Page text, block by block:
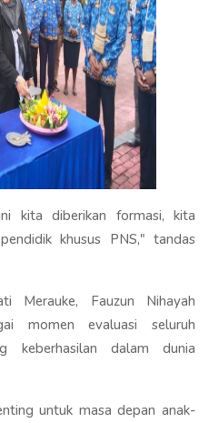
kita diberikan formasi, kita
khusus PNS," tandas
Merauke, Fauzun Nihayah
momen evaluasi seluruh
keberhasilan dalam dunia
untuk masa depan anak-